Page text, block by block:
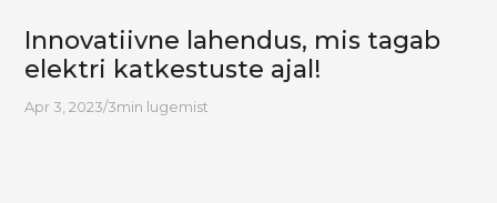
Innovatiivne lahendus, mis tagab
elektri katkestuste ajal!
Apr 3, 2023/3min lugemist